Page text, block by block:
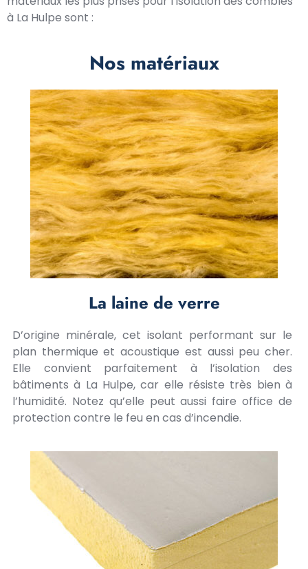
à La Hulpe sont :
Nos matériaux
La laine de verre
D’origine minérale, cet isolant performant sur le
plan thermique et acoustique est aussi peu cher.
Elle convient parfaitement à l’isolation des
bâtiments à La Hulpe, car elle résiste très bien à
l’humidité. Notez qu’elle peut aussi faire office de
protection contre le feu en cas d’incendie.